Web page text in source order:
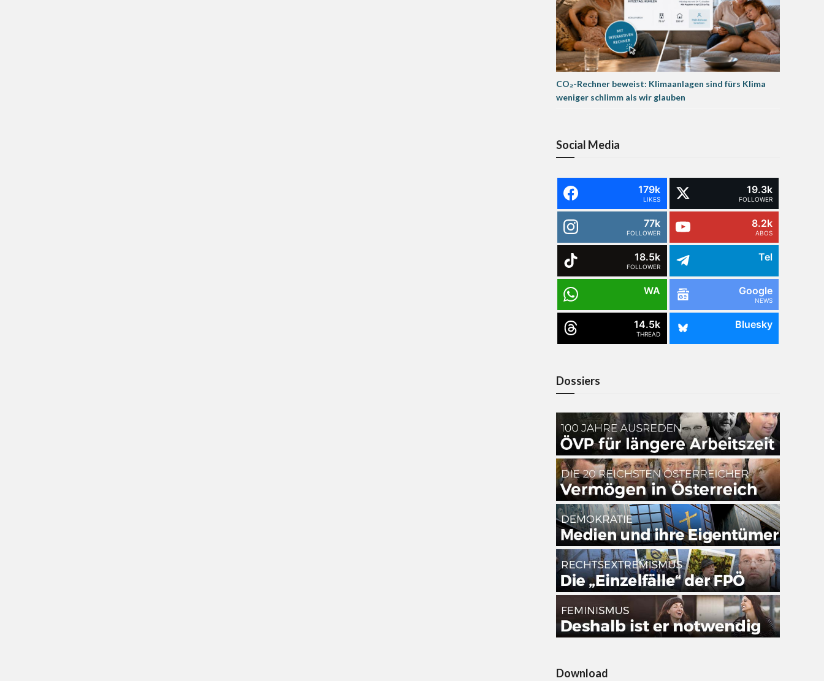
CO₂-Rechner beweist: Klimaanlagen sind fürs Klima
weniger schlimm als wir glauben
Social Media
179k
LIKES
19.3k
FOLLOWER
77k
FOLLOWER
8.2k
ABOS
18.5k
FOLLOWER
Tel
WA Google
NEWS
14.5k
THREAD
Bluesky
Dossiers
Download